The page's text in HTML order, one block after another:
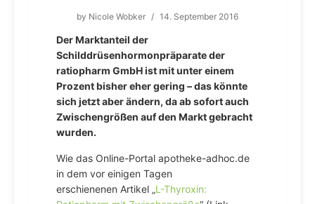
by Nicole Wobker / 14. September 2016
Der Marktanteil der
Schilddrüsenhormonpräparate der
ratiopharm GmbH ist mit unter einem
Prozent bisher eher gering – das könnte
sich jetzt aber ändern, da ab sofort auch
Zwischengrößen auf den Markt gebracht
wurden.
Wie das Online-Portal apotheke-adhoc.de
in dem vor einigen Tagen
erschienenen Artikel „L-Thyroxin: